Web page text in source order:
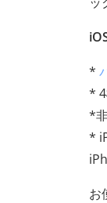
*
*
*
*
お